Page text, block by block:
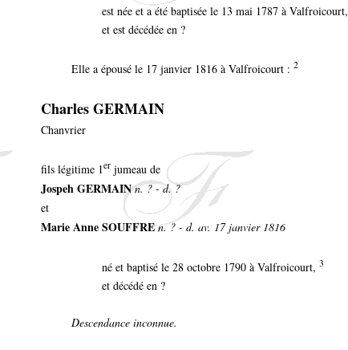
est née et a été baptisée le 13 mai 1787 à Valfroicourt,
et est décédée en ?
Elle a épousé le 17 janvier 1816 à Valfroicourt : 2
Charles GERMAIN
Chanvrier
fils légitime 1er jumeau de
Jospeh GERMAINn. ? - d. ?
et
Marie Anne SOUFFREn. ? - d. av. 17 janvier 1816
né et baptisé le 28 octobre 1790 à Valfroicourt, 3
et décédé en ?
Descendance inconnue.